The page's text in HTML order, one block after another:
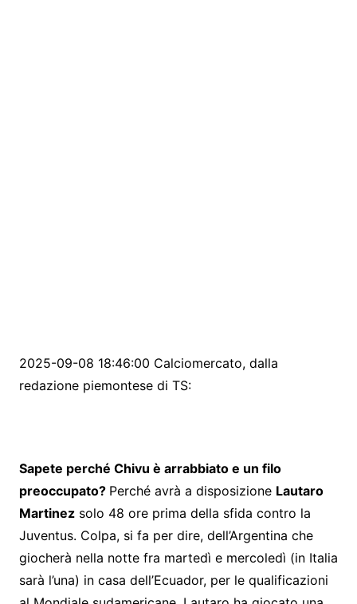
2025-09-08 18:46:00 Calciomercato, dalla
redazione piemontese di TS:
Sapete perché Chivu è arrabbiato e un filo
preoccupato? Perché avrà a disposizione Lautaro
Martinezsolo 48 ore prima della sfida contro la
Juventus. Colpa, si fa per dire, dell’Argentina che
giocherà nella notte fra martedì e mercoledì (in Italia
sarà l’una) in casa dell’Ecuador, per le qualificazioni